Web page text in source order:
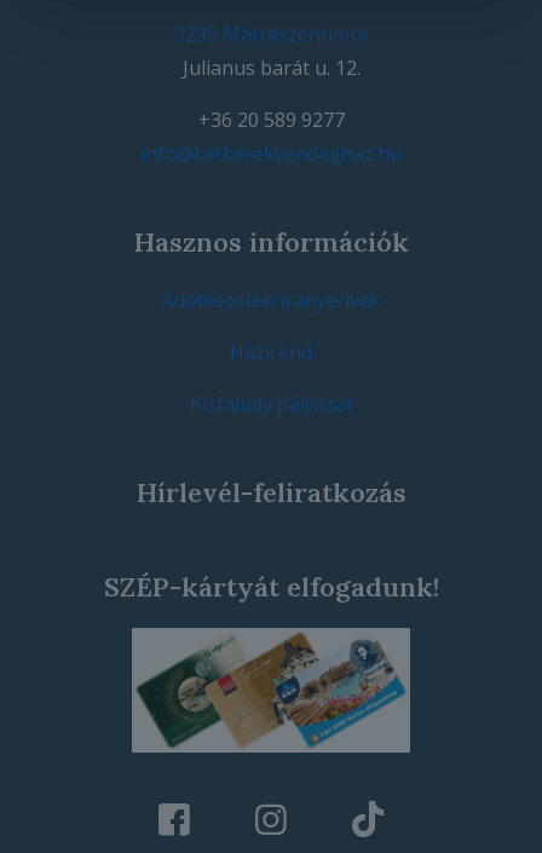
3235 Mátraszentimre
Julianus barát u. 12.
+36 20 589 9277
info@ketkerekvendeghaz.hu
Hasznos információk
Adatkezelési iránye/lvek
Házirend
Kisfaludy pályázat
Hírlevél-feliratkozás
SZÉP-kártyát elfogadunk!